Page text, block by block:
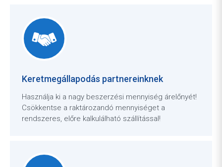
Keretmegállapodás partnereinknek
Használja ki a nagy beszerzési mennyiség árelőnyét!
Csökkentse a raktározandó mennyiséget a
rendszeres, előre kalkulálható szállítással!